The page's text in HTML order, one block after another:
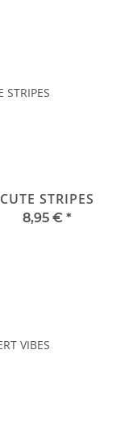
CUTE STRIPES
8,95 € *